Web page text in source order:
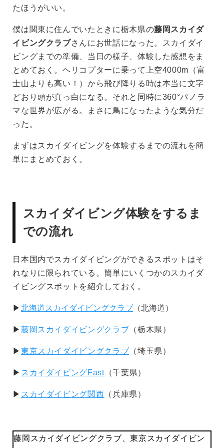
たほうがいい。
僕は関東に住んでいたときに栃木県の藤岡スカイダ
イビングクラブさんにお世話になった。スカイダイ
ビングまでの準備、当日の様子、体験した感想をま
とめておく。ヘリコプターに乗って上空4000m（富
士山よりも高い！）から飛び降りる時は本当に文字
どおり頭が真っ白になる。それと同時に360°パノラ
マな世界が広がる。まさに鳥になったような気分だ
った。
まずはスカイダイビングを体験するまでの流れを簡
単にまとめておく。
スカイダイビング体験をするま
での流れ
日本国内でスカイダイビングができるスポットはそ
れなりに限られている。簡単にいくつかのスカイダ
イビングスポットを紹介しておく。
▶︎ 北海道スカイダイビングクラブ（北海道）
▶︎ 藤岡スカイダイビングクラブ （栃木県）
▶︎ 東京スカイダイビングクラブ （埼玉県）
▶︎ スカイダイビングFast（千葉県）
▶︎ スカイダイビング関西 （兵庫県）
藤岡スカイダイビングクラブ、東京スカイダイビン